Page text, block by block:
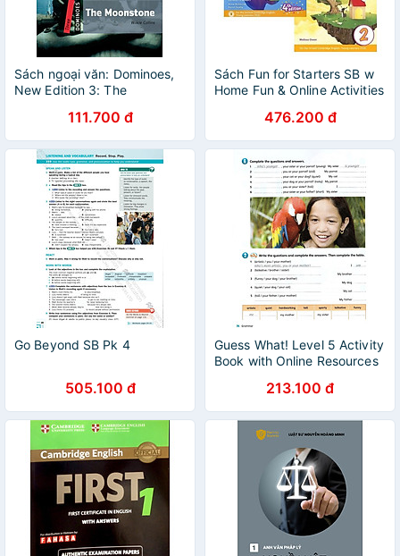
Sách ngoại văn: Dominoes,
New Edition 3: The
111.700 đ
Sách Fun for Starters SB w
Home Fun & Online Activities
476.200 đ
Go Beyond SB Pk 4
505.100 đ
Guess What! Level 5 Activity
Book with Online Resources
213.100 đ